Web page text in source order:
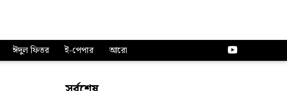
ঈদুল ফিতর ই-পেপার আরো